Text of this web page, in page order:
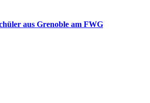
aus Grenoble am FWG